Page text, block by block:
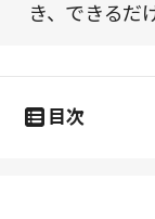
き、できるだ
目次